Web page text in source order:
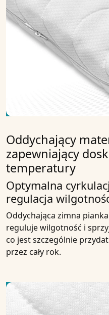
Oddychający
zapewniający
temperatury
Optymalna
regulacja
Oddychająca zimna
reguluje wilgotność i
co jest szczególnie
przez cały rok.